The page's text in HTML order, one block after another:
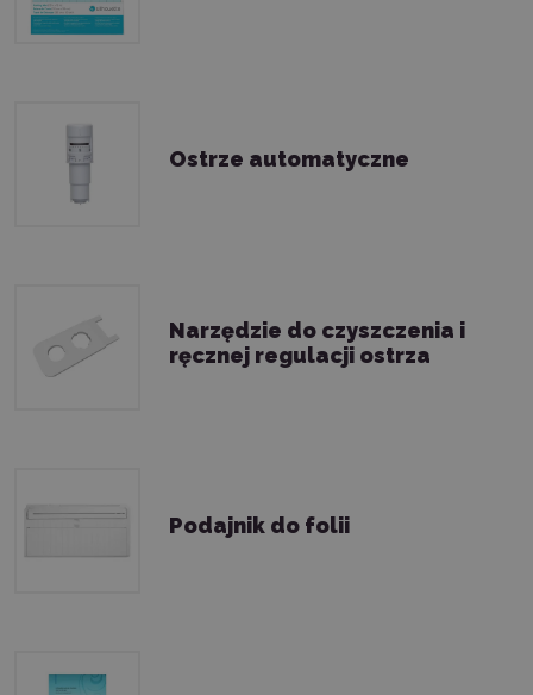
Ostrze automatyczne
Narzędzie do czyszczenia i
ręcznej regulacji ostrza
Podajnik do folii